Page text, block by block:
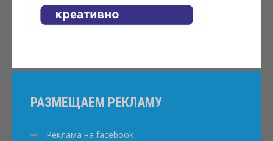
РАЗМЕЩАЕМ РЕКЛАМУ
Реклама на facebook